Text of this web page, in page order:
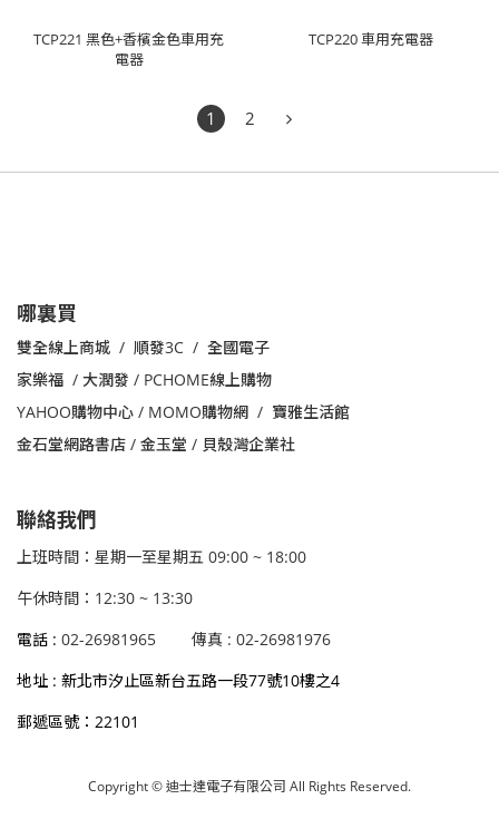
TCP221 黑色+香檳金色車用充
電器
TCP220 車用充電器
1 2
哪裏買
雙全線上商城 / 順發3C / 全國電子
家樂福 / 大潤發 / PCHOME線上購物
YAHOO購物中心 / MOMO購物網 / 寶雅生活館
金石堂網路書店 / 金玉堂 / 貝殼灣企業社
聯絡我們
上班時間：星期一至星期五 09:00 ~ 18:00
午休時間：12:30 ~ 13:30
電話 : 02-26981965 傳真 : 02-26981976
地址 : 新北市汐止區新台五路一段77號10樓之4
郵遞區號：22101
Copyright © 迪士達電子有限公司 All Rights Reserved.